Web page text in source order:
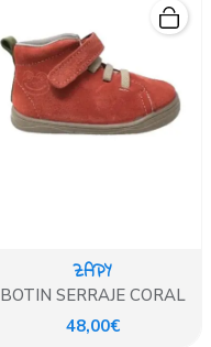
ZAPY
BOTIN SERRAJE CORAL
48,00€